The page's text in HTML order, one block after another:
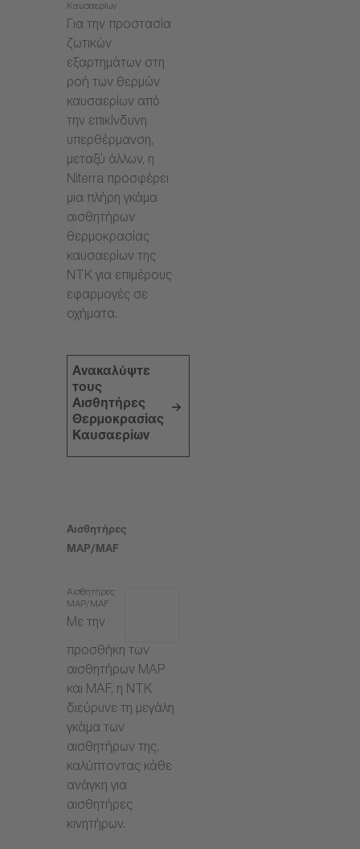
Καυσαερίων
Για την προστασία
ζωτικών
εξαρτημάτων στη
ροή των θερμών
καυσαερίων από
την επικίνδυνη
υπερθέρμανση,
μεταξύ άλλων, η
Niterra προσφέρει
μια πλήρη γκάμα
αισθητήρων
θερμοκρασίας
καυσαερίων της
NTK για επιμέρους
εφαρμογές σε
οχήματα.
Ανακαλύψτε
τους
Αισθητήρες
Θερμοκρασίας
Καυσαερίων
Αισθητήρες
MAP/MAF
Αισθητήρες
MAP/MAF
Με την
προσθήκη των
αισθητήρων MAP
και MAF, η NTK
διεύρυνε τη μεγάλη
γκάμα των
αισθητήρων της,
καλύπτοντας κάθε
ανάγκη για
αισθητήρες
κινητήρων.